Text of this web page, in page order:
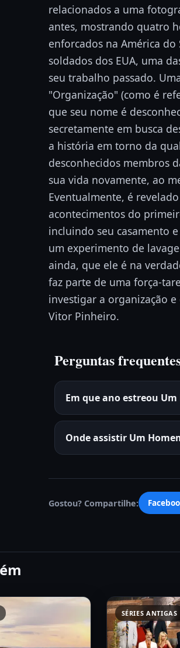
relacionados a uma
antes, mostrando quatro
enforcados na América
soldados dos EUA, uma
seu trabalho passado.
"Organização" (como é
que seu nome é
secretamente em busca
a história em torno da
desconhecidos membros
sua vida novamente, ao
Eventualmente, é
acontecimentos do
incluindo seu casamento
um experimento de
ainda, que ele é na
faz parte de uma força-
investigar a organização
Vitor Pinheiro.
Perguntas
Em que ano estreou Um
Onde assistir Um
Gostou? Compartilhe:
SÉRIES ANTIGAS